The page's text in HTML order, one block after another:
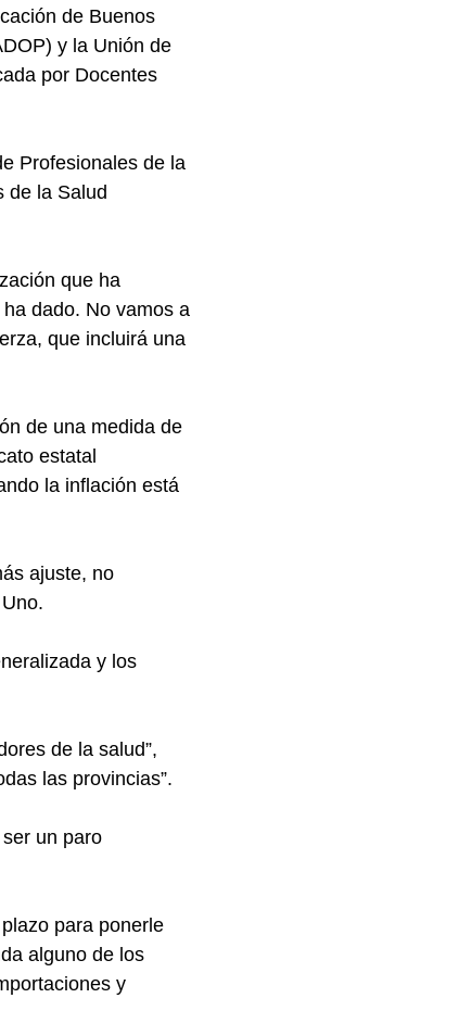
de Buenos
y la Unión de
por Docentes
Profesionales de la
de la Salud
que ha
dado. No vamos a
que incluirá una
de una medida de
estatal
la inflación está
ajuste, no
y los
de la salud”,
las provincias”.
un paro
para ponerle
alguno de los
y